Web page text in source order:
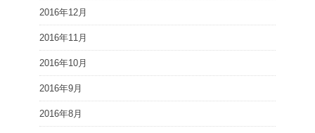
2016年12月
2016年11月
2016年10月
2016年9月
2016年8月